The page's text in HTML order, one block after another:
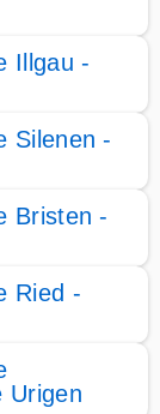
Illgau -
Silenen -
Bristen -
Ried -
Urigen